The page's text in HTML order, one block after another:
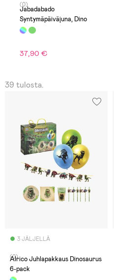
(0)
Jabadabado
Syntymäpäiväjuna, Dino
37,90 €
39 tulosta.
3 JÄLJELLÄ
(0)
Alrico Juhlapakkaus Dinosaurus
6-pack